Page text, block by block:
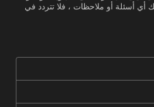
أي أسئلة أو ملاحظات ، فلا تتردد في